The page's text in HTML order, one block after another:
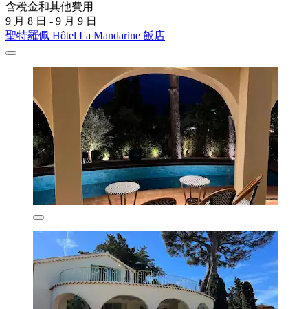
含稅金和其他費用
9 月 8 日 - 9 月 9 日
聖特羅佩 Hôtel La Mandarine 飯店